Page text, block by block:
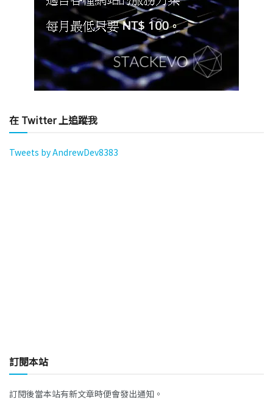
在 Twitter 上追蹤我
Tweets by AndrewDev8383
訂閱本站
訂閱後當本站有新文章時便會發出通知。